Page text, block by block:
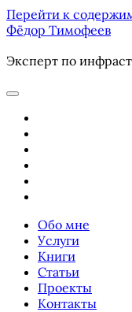
Перейти к
Фёдор Тимофеев
Эксперт по
отрыть
Обо мне
Услуги
Книги
Статьи
Проекты
Контакты